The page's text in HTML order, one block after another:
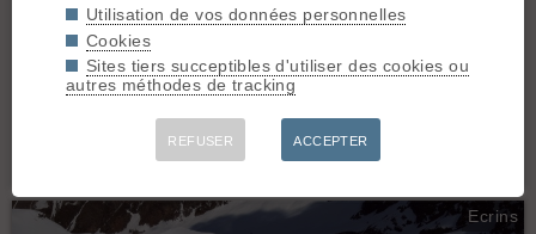
Col de Verdonne, Versant nord
Ecrins
Utilisation de vos données personnelles
Cookies
Sites tiers succeptibles d'utiliser des cookies ou
autres méthodes de tracking
REFUSER ACCEPTER